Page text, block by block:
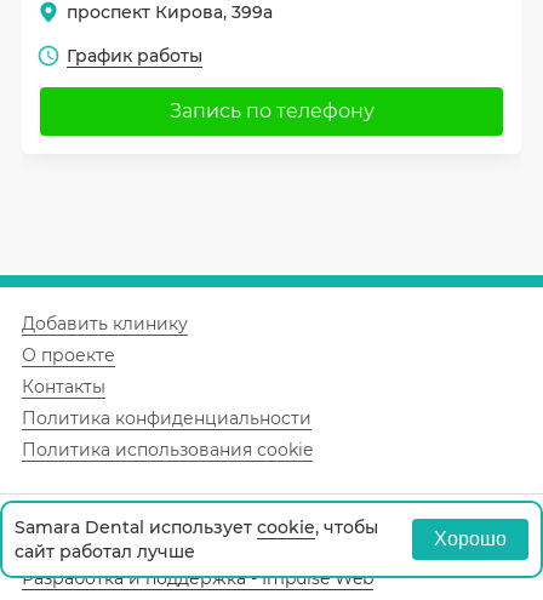
проспект Кирова, 399а
График работы
Запись по телефону
Добавить клинику
О проекте
Контакты
Политика конфиденциальности
Политика использования cookie
© 2026 Самара «samara.dental».
Разработка и поддержка - Impulse Web
Samara Dental использует cookie, чтобы
сайт работал лучше
Хорошо